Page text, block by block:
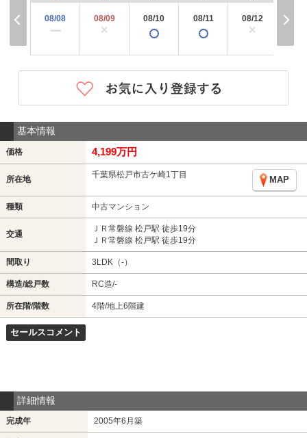
08/08
ー
08/09
×
08/10 08/11 08/12
×
基本情報
価格 4,199万円
所在地 千葉県松戸市古ケ崎1丁目
MAP
種類 中古マンション
交通
ＪＲ常磐線 松戸駅 徒歩19分
ＪＲ常磐線 松戸駅 徒歩19分
間取り 3LDK（-）
構造/総戸数 RC造/-
所在階/階数 4階/地上6階建
セールスコメント
詳細情報
完成年 2005年6月築